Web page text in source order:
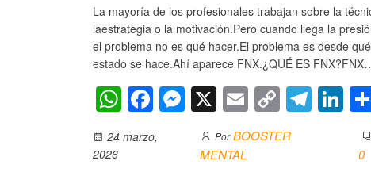
La mayoría de los profesionales trabajan sobre la
laestrategia o la motivación.Pero cuando llega la
el problema no es qué hacer.El problema es desde qué
estado se hace.Ahí aparece FNX.¿QUÉ ES
W
h
at
F
a
c
M
e
ss
X E
m
ail
C
o
p
T
el
Li
n
24 marzo,
2026
Por BOOSTER
MENTAL
0